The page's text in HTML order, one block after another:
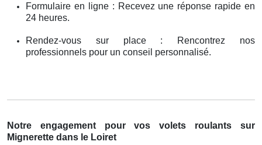
Formulaire en ligne : Recevez une réponse rapide en
24 heures.
Rendez-vous sur place : Rencontrez nos
professionnels pour un conseil personnalisé.
Notre engagement pour vos volets roulants sur
Mignerette dans le Loiret